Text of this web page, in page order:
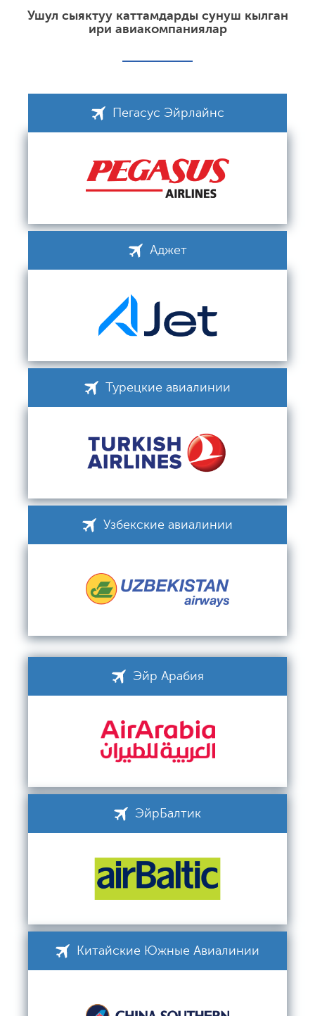
Ушул сыяктуу каттамдарды сунуш кылган
ири авиакомпаниялар
Пегасус Эйрлайнс
Аджет
Турецкие авиалинии
Узбекские авиалинии
Эйр Арабия
ЭйрБалтик
Китайские Южные Авиалинии